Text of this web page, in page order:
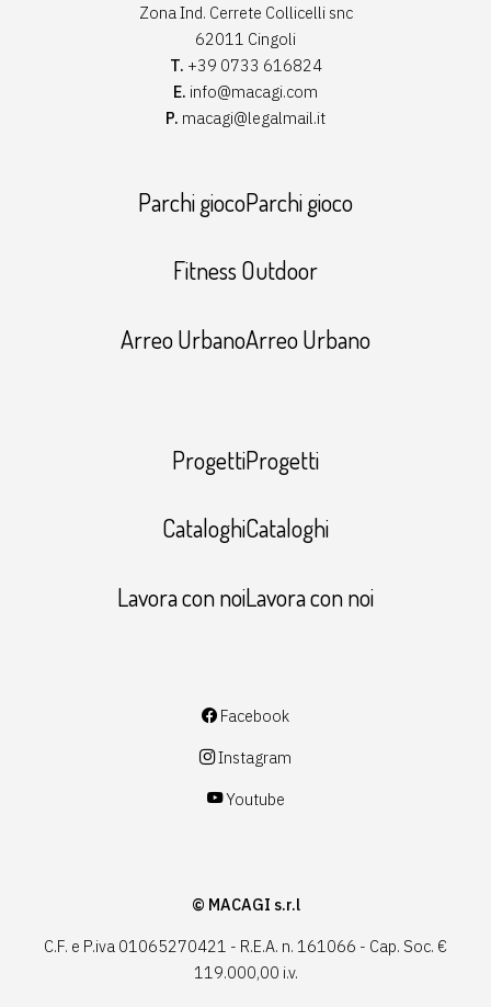
Zona Ind. Cerrete Collicelli snc
62011 Cingoli
T. +39 0733 616824
E. info@macagi.com
P. macagi@legalmail.it
Parchi giocoParchi gioco
Fitness Outdoor
Arreo UrbanoArreo Urbano
ProgettiProgetti
CataloghiCataloghi
Lavora con noiLavora con noi
Facebook
Instagram
Youtube
© MACAGI s.r.l
C.F. e P.iva 01065270421 - R.E.A. n. 161066 - Cap. Soc. €
119.000,00 i.v.